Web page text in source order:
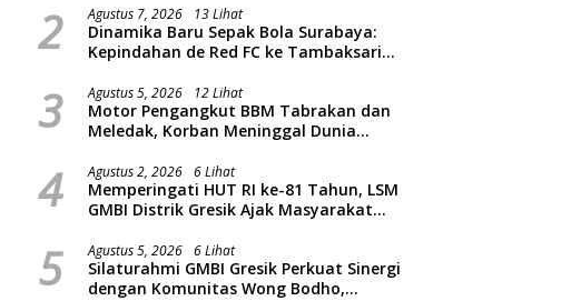
Penyelidikan
2 Agustus 7, 2026 13 Lihat
Dinamika Baru Sepak Bola Surabaya:
Kepindahan de Red FC ke Tambaksari
3 Agustus 5, 2026 12 Lihat
Motor Pengangkut BBM Tabrakan dan
Meledak, Korban Meninggal Dunia
4 Agustus 2, 2026 6 Lihat
Memperingati HUT RI ke-81 Tahun, LSM
GMBI Distrik Gresik Ajak Masyarakat
5 Agustus 5, 2026 6 Lihat
Silaturahmi GMBI Gresik Perkuat Sinergi
dengan Komunitas Wong Bodho,